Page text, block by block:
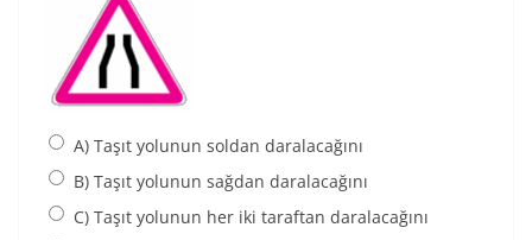
A) Taşıt yolunun soldan daralacağını
B) Taşıt yolunun sağdan daralacağını
C) Taşıt yolunun her iki taraftan daralacağını